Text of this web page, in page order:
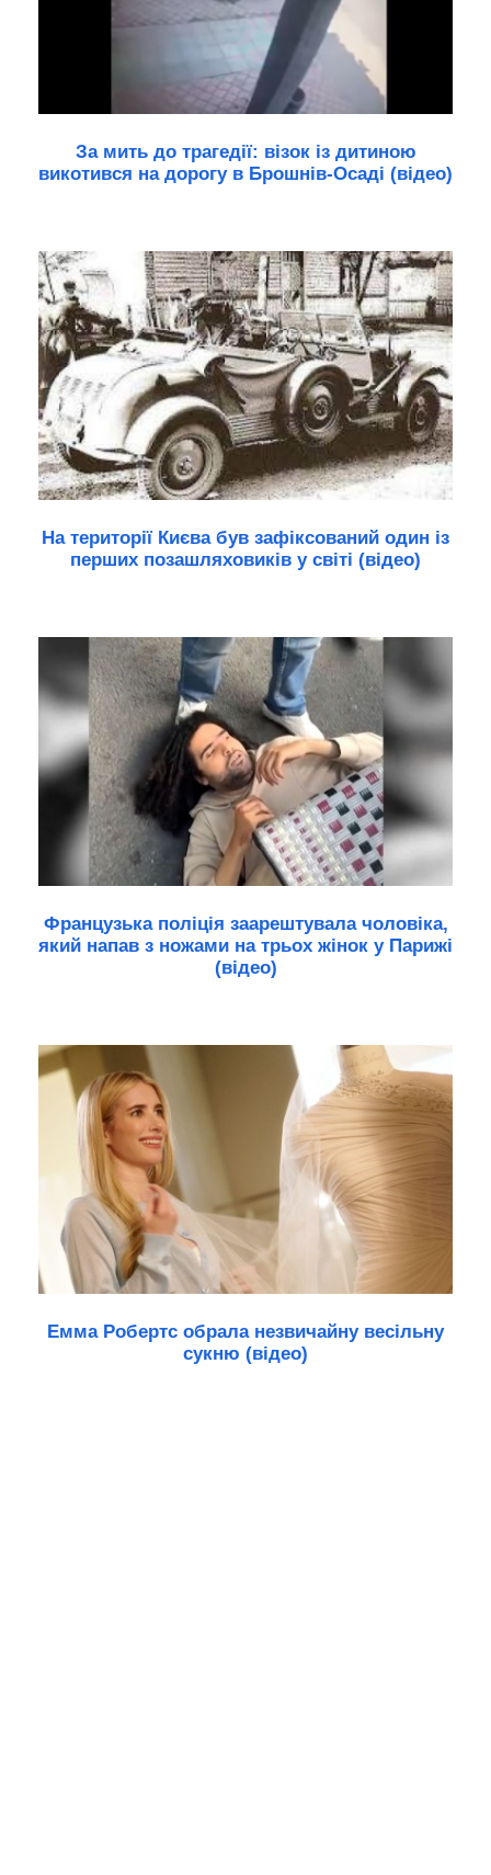
За мить до трагедії: візок із дитиною
викотився на дорогу в Брошнів-Осаді (відео)
На території Києва був зафіксований один із
перших позашляховиків у світі (відео)
Французька поліція заарештувала чоловіка,
який напав з ножами на трьох жінок у Парижі
(відео)
Емма Робертс обрала незвичайну весільну
сукню (відео)